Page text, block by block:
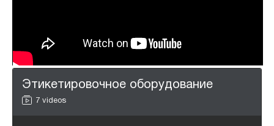
Этикетировочное оборудование
7 videos